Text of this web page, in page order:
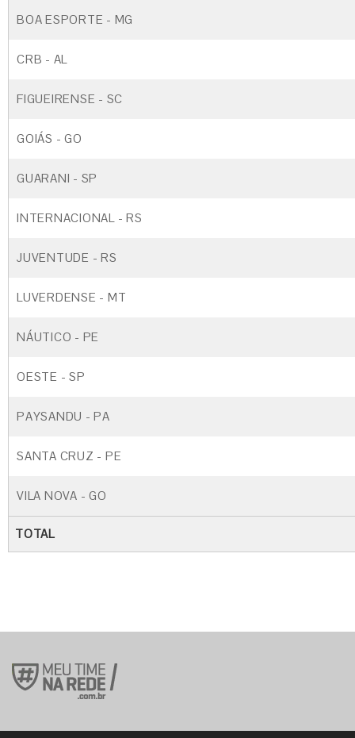
BOA ESPORTE - MG
CRB - AL
FIGUEIRENSE - SC
GOIÁS - GO
GUARANI - SP
INTERNACIONAL - RS
JUVENTUDE - RS
LUVERDENSE - MT
NÁUTICO - PE
OESTE - SP
PAYSANDU - PA
SANTA CRUZ - PE
VILA NOVA - GO
TOTAL